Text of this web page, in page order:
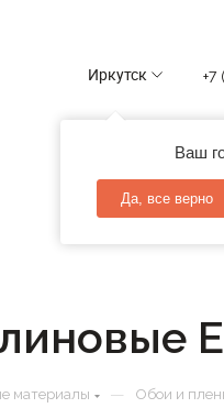
Иркутск
Ваш
Да, все верно
+7
материалы — Обои и